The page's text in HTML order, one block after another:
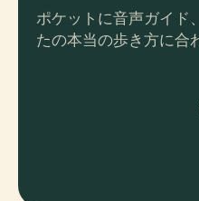
ポケットに音声ガイド
たの本当の歩き方に合